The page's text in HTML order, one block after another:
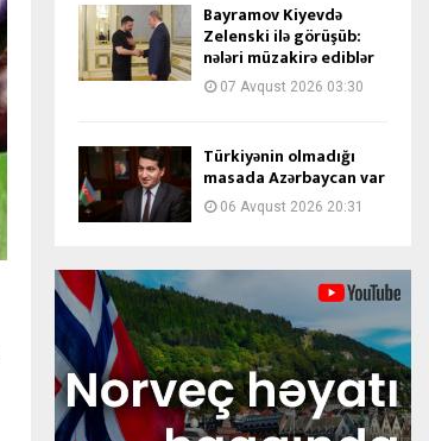
Bayramov Kiyevdə
Zelenski ilə görüşüb:
nələri müzakirə ediblər
07 Avqust 2026 03:30
Türkiyənin olmadığı
masada Azərbaycan var
06 Avqust 2026 20:31